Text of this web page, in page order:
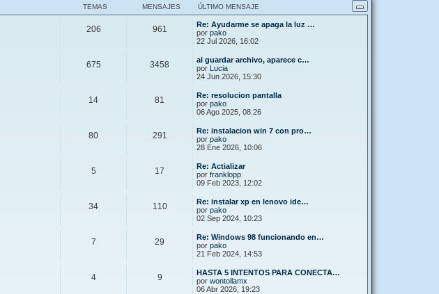
TEMAS MENSAJES ÚLTIMO MENSAJE
206 961
Re: Ayudarme se apaga la luz …
por pako
22 Jul 2026, 16:02
675 3458
al guardar archivo, aparece c…
por Lucia
24 Jun 2026, 15:30
14 81
Re: resolucion pantalla
por pako
06 Ago 2025, 08:26
80 291
Re: instalacion win 7 con pro…
por pako
28 Ene 2026, 10:06
5 17
Re: Actializar
por franklopp
09 Feb 2023, 12:02
34 110
Re: instalar xp en lenovo ide…
por pako
02 Sep 2024, 10:23
7 29
Re: Windows 98 funcionando en…
por pako
21 Feb 2024, 14:53
4 9
HASTA 5 INTENTOS PARA CONECTA…
por wontollamx
06 Abr 2026, 19:23